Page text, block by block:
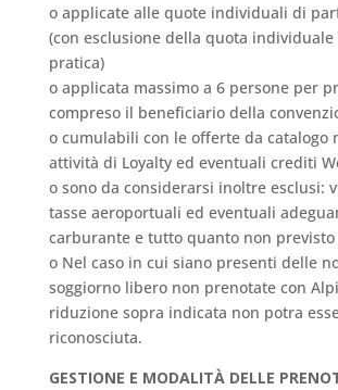
o applicate alle quote individuali di
(con esclusione della quota
pratica)
o applicata massimo a 6 persone per
compreso il beneficiario della
o cumulabili con le offerte da catalogo
attività di Loyalty ed eventuali crediti
o sono da considerarsi inoltre esclusi:
tasse aeroportuali ed eventuali
carburante e tutto quanto non previsto
o Nel caso in cui siano presenti delle
soggiorno libero non prenotate con
riduzione sopra indicata non potra
riconosciuta.
GESTIONE E MODALITÀ DELLE